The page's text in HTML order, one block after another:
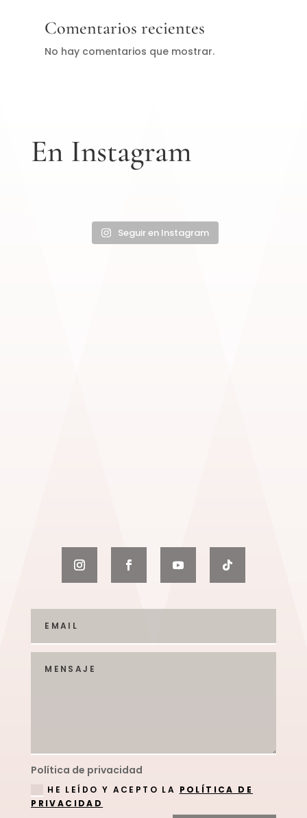
Comentarios recientes
No hay comentarios que mostrar.
En Instagram
Seguir en Instagram
Política de privacidad
HE LEÍDO Y ACEPTO LA POLÍTICA DE
PRIVACIDAD